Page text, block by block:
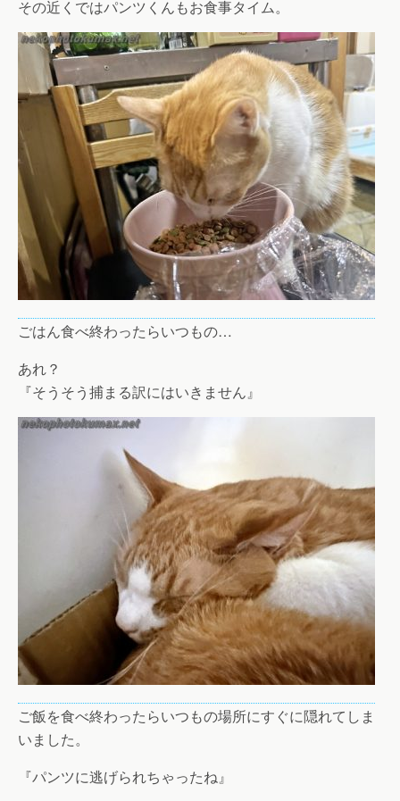
その近くではパンツくんもお食事タイム。
ごはん食べ終わったらいつもの…
あれ？
『そうそう捕まる訳にはいきません』
ご飯を食べ終わったらいつもの場所にすぐに隠れてしま
いました。
『パンツに逃げられちゃったね』